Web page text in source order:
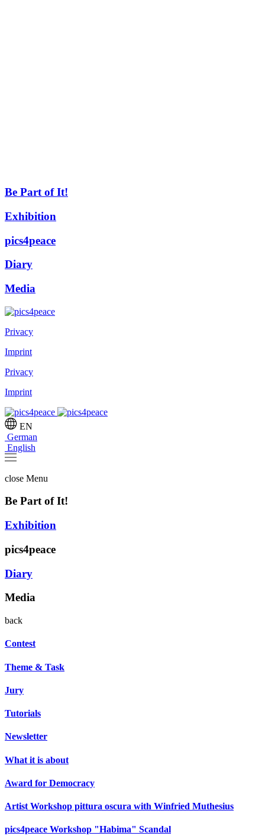
Be Part of It!
Exhibition
pics4peace
Diary
Media
Privacy
Imprint
Privacy
Imprint
EN
German
English
close Menu
Be Part of It!
Exhibition
pics4peace
Diary
Media
back
Contest
Theme & Task
Jury
Tutorials
Newsletter
What it is about
Award for Democracy
Artist Workshop pittura oscura with Winfried Muthesius
pics4peace Workshop "Habima" Scandal